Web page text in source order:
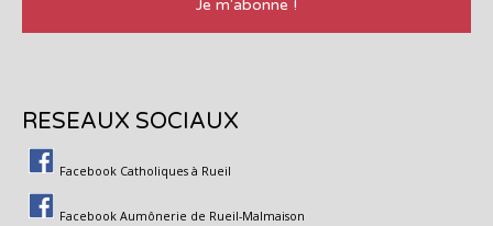
RESEAUX SOCIAUX
Facebook Catholiques à Rueil
Facebook Aumônerie de Rueil-Malmaison